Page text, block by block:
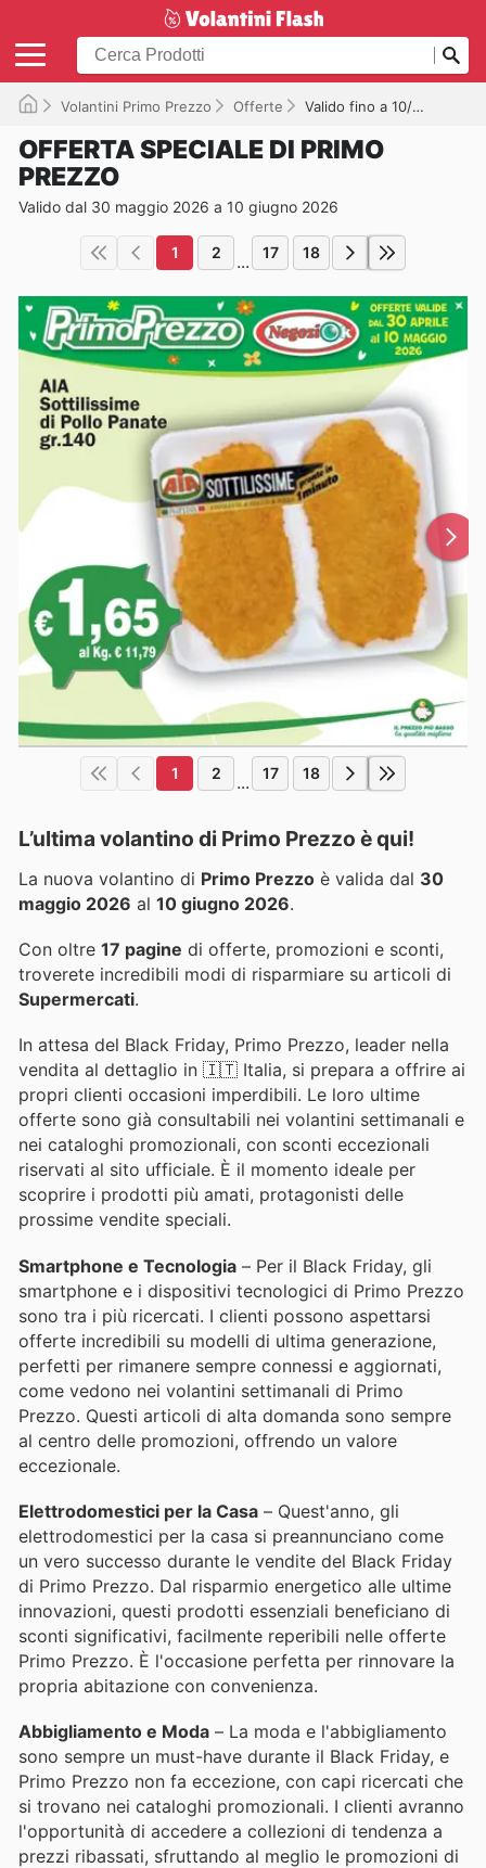
Volantini Primo Prezzo Offerte Valido fino a 10/06/2026
OFFERTA SPECIALE DI PRIMO
PREZZO
Valido dal 30 maggio 2026 a 10 giugno 2026
1 2 ... 17 18
1 2 ... 17 18
L’ultima volantino di Primo Prezzo è qui!
La nuova volantino di Primo Prezzo è valida dal 30
maggio 2026 al 10 giugno 2026.
Con oltre 17 pagine di offerte, promozioni e sconti,
troverete incredibili modi di risparmiare su articoli di
Supermercati.
In attesa del Black Friday, Primo Prezzo, leader nella
vendita al dettaglio in 🇮🇹 Italia, si prepara a offrire ai
propri clienti occasioni imperdibili. Le loro ultime
offerte sono già consultabili nei volantini settimanali e
nei cataloghi promozionali, con sconti eccezionali
riservati al sito ufficiale. È il momento ideale per
scoprire i prodotti più amati, protagonisti delle
prossime vendite speciali.
Smartphone e Tecnologia – Per il Black Friday, gli
smartphone e i dispositivi tecnologici di Primo Prezzo
sono tra i più ricercati. I clienti possono aspettarsi
offerte incredibili su modelli di ultima generazione,
perfetti per rimanere sempre connessi e aggiornati,
come vedono nei volantini settimanali di Primo
Prezzo. Questi articoli di alta domanda sono sempre
al centro delle promozioni, offrendo un valore
eccezionale.
Elettrodomestici per la Casa – Quest'anno, gli
elettrodomestici per la casa si preannunciano come
un vero successo durante le vendite del Black Friday
di Primo Prezzo. Dal risparmio energetico alle ultime
innovazioni, questi prodotti essenziali beneficiano di
sconti significativi, facilmente reperibili nelle offerte
Primo Prezzo. È l'occasione perfetta per rinnovare la
propria abitazione con convenienza.
Abbigliamento e Moda – La moda e l'abbigliamento
sono sempre un must-have durante il Black Friday, e
Primo Prezzo non fa eccezione, con capi ricercati che
si trovano nei cataloghi promozionali. I clienti avranno
l'opportunità di accedere a collezioni di tendenza a
prezzi ribassati, sfruttando al meglio le promozioni di